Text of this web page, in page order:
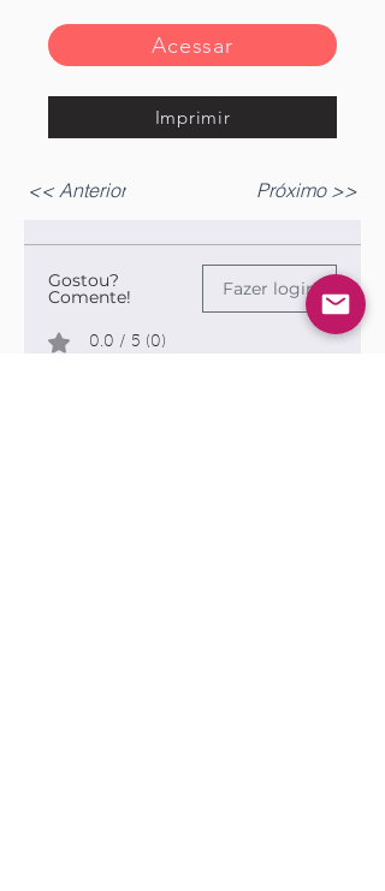
Acessar
Imprimir
<< Anterior Próximo >>
Gostou?
Comente! Fazer login
0.0 / 5 (0)